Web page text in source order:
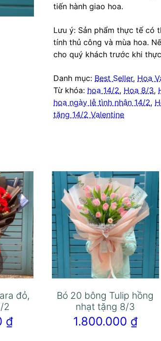
tiến hành giao hoa.
Lưu ý: Sản phẩm thực tế có
tính thủ công và mùa hoa.
cho quý khách trước khi
Danh mục: Best Seller, Hoa
Từ khóa: hoa 14/2, Hoa 8/3,
hoa ngày lễ tình nhân 14/2,
tặng 14/2 Valentine
đỏ,
2
₫
Bó 20 bông Tulip hồng
nhạt tặng 8/3
1.800.000 ₫